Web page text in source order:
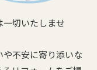
一切いたしませ
や不安に寄り添いな